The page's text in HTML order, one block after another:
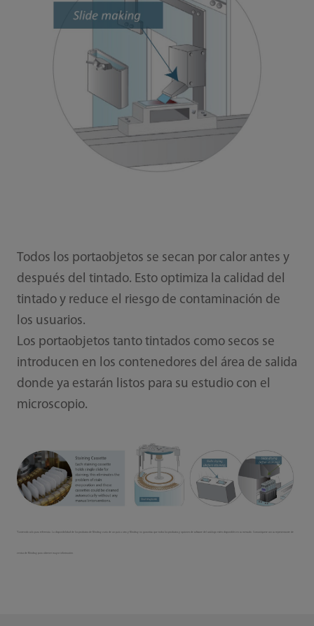
Todos los portaobjetos se secan por calor antes y
después del tintado. Esto optimiza la calidad del
tintado y reduce el riesgo de contaminación de
los usuarios.
Los portaobjetos tanto tintados como secos se
introducen en los contenedores del área de salida
donde ya estarán listos para su estudio con el
microscopio.